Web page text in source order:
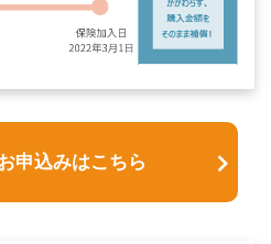
申込みはこちら